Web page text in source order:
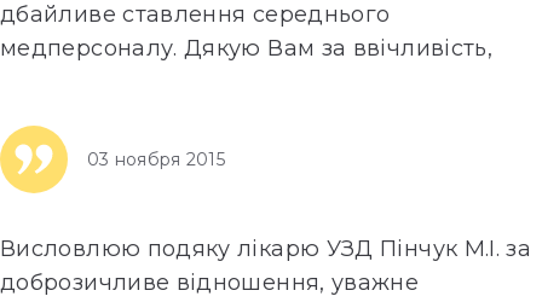
дбайливе ставлення середнього
медперсоналу. Дякую Вам за ввічливість,
03 ноября 2015
Висловлюю подяку лікарю УЗД Пінчук М.І. за
доброзичливе відношення, уважне